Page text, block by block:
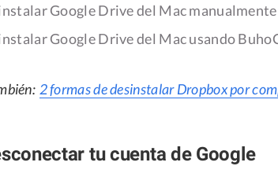
Google Drive del Mac
Google Drive del Mac usando
2 formas de desinstalar Dropbox por
tu cuenta de Google